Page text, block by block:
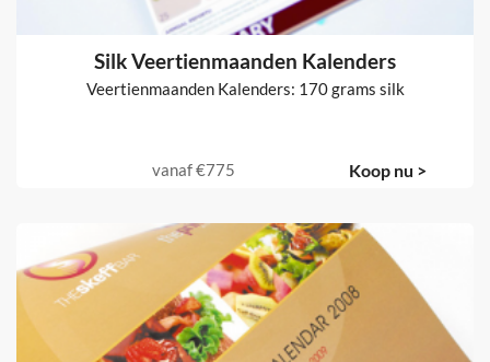
Silk Veertienmaanden Kalenders
Veertienmaanden Kalenders: 170 grams silk
vanaf€775 Koop nu >